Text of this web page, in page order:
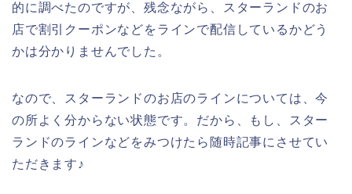
的に調べたのですが、残念ながら、スターランドのお
店で割引クーポンなどをラインで配信しているかどう
かは分かりませんでした。
なので、スターランドのお店のラインについては、今
の所よく分からない状態です。だから、もし、スター
ランドのラインなどをみつけたら随時記事にさせてい
ただきます♪